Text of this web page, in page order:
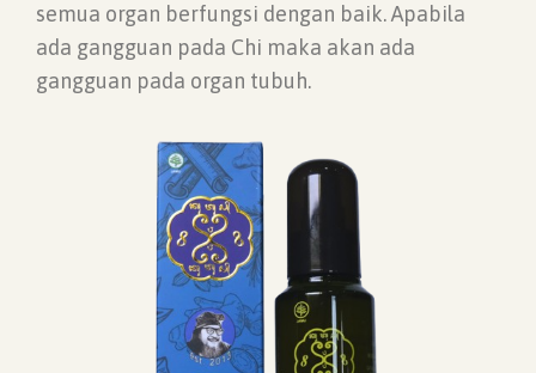
semua organ berfungsi dengan baik. Apabila
ada gangguan pada Chi maka akan ada
gangguan pada organ tubuh.